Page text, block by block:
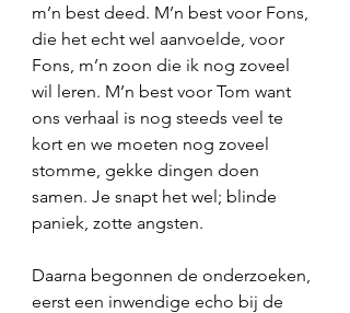
m’n best deed. M’n best voor Fons,
die het echt wel aanvoelde, voor
Fons, m’n zoon die ik nog zoveel
wil leren. M’n best voor Tom want
ons verhaal is nog steeds veel te
kort en we moeten nog zoveel
stomme, gekke dingen doen
samen. Je snapt het wel; blinde
paniek, zotte angsten.
Daarna begonnen de onderzoeken,
eerst een inwendige echo bij de